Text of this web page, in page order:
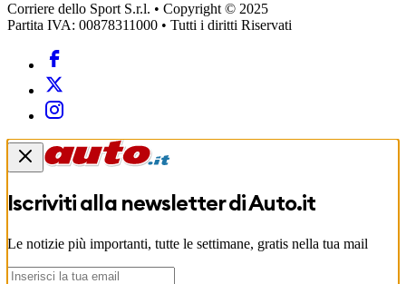
Corriere dello Sport S.r.l. • Copyright © 2025
Partita IVA: 00878311000 • Tutti i diritti Riservati
Iscriviti alla newsletter diAuto.it
Le notizie più importanti, tutte le settimane, gratis nella tua mail